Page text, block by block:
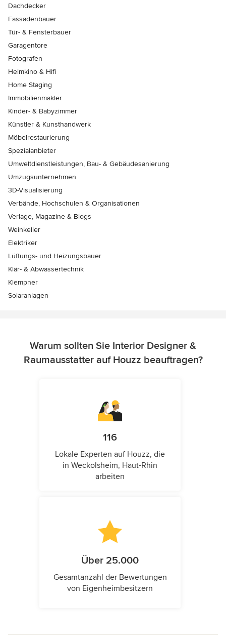
Dachdecker
Fassadenbauer
Tür- & Fensterbauer
Garagentore
Fotografen
Heimkino & Hifi
Home Staging
Immobilienmakler
Kinder- & Babyzimmer
Künstler & Kunsthandwerk
Möbelrestaurierung
Spezialanbieter
Umweltdienstleistungen, Bau- & Gebäudesanierung
Umzugsunternehmen
3D-Visualisierung
Verbände, Hochschulen & Organisationen
Verlage, Magazine & Blogs
Weinkeller
Elektriker
Lüftungs- und Heizungsbauer
Klär- & Abwassertechnik
Klempner
Solaranlagen
Warum sollten Sie Interior Designer &
Raumausstatter auf Houzz beauftragen?
116
Lokale Experten auf Houzz, die
in Weckolsheim, Haut-Rhin
arbeiten
Über 25.000
Gesamtanzahl der Bewertungen
von Eigenheimbesitzern